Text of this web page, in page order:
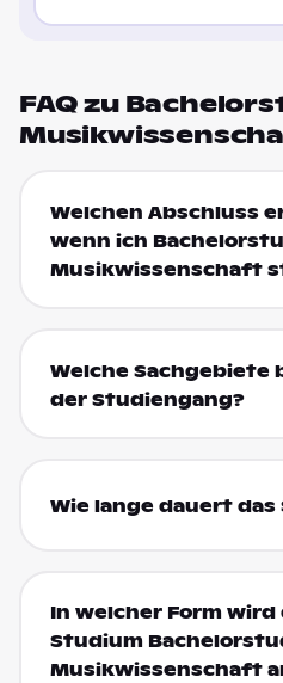
FAQ zu
Welchen Abschluss
wenn ich
Musikwissenschaft
Welche Sachgebiete
der Studiengang?
Wie lange dauert das
In welcher Form wird
Studium
Musikwissenschaft